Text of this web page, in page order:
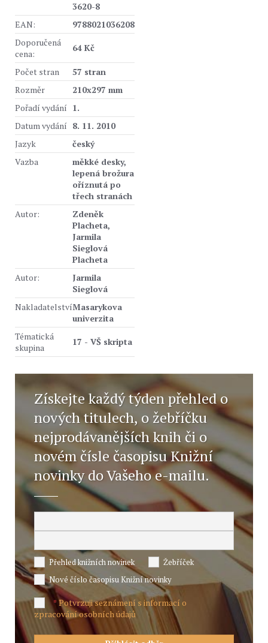
3620-8
EAN:
9788021036208
Doporučená
cena:
64 Kč
Počet stran
57 stran
Rozměr
210x297 mm
Pořadí vydání 1.
Datum vydání 8. 11. 2010
Jazyk
český
Vazba
měkké desky,
lepená brožura
oříznutá po
třech stranách
Autor:
Zdeněk
Placheta,
Jarmila
Sieglová
Placheta
Autor:
Jarmila
Sieglová
NakladatelstvíMasarykova
univerzita
Tématická
skupina
17 - VŠ skripta
Získejte každý týden přehled o
nových titulech, o žebříčku
nejprodávanějších knih či o
novém čísle časopisu Knižní
novinky do Vašeho e-mailu.
Přehled knižních novinek
Žebříček
Nové číslo časopisu Knižní novinky
*Potvrzuji seznámení s informací o
zpracování osobních údajů